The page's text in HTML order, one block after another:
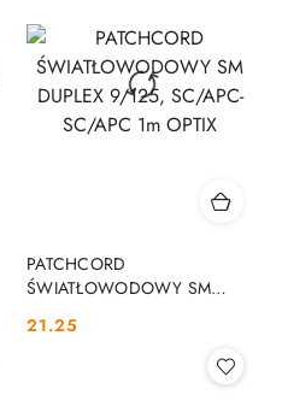
PATCHCORD
ŚWIATŁOWODOWY SM
SC/APC 1m OPTIX
Cena:
21.25